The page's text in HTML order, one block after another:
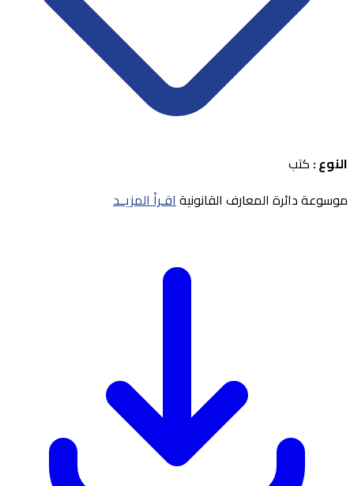
النوع : كتب
موسوعة دائرة المعارف القانونيةاقـرأ المزيــد